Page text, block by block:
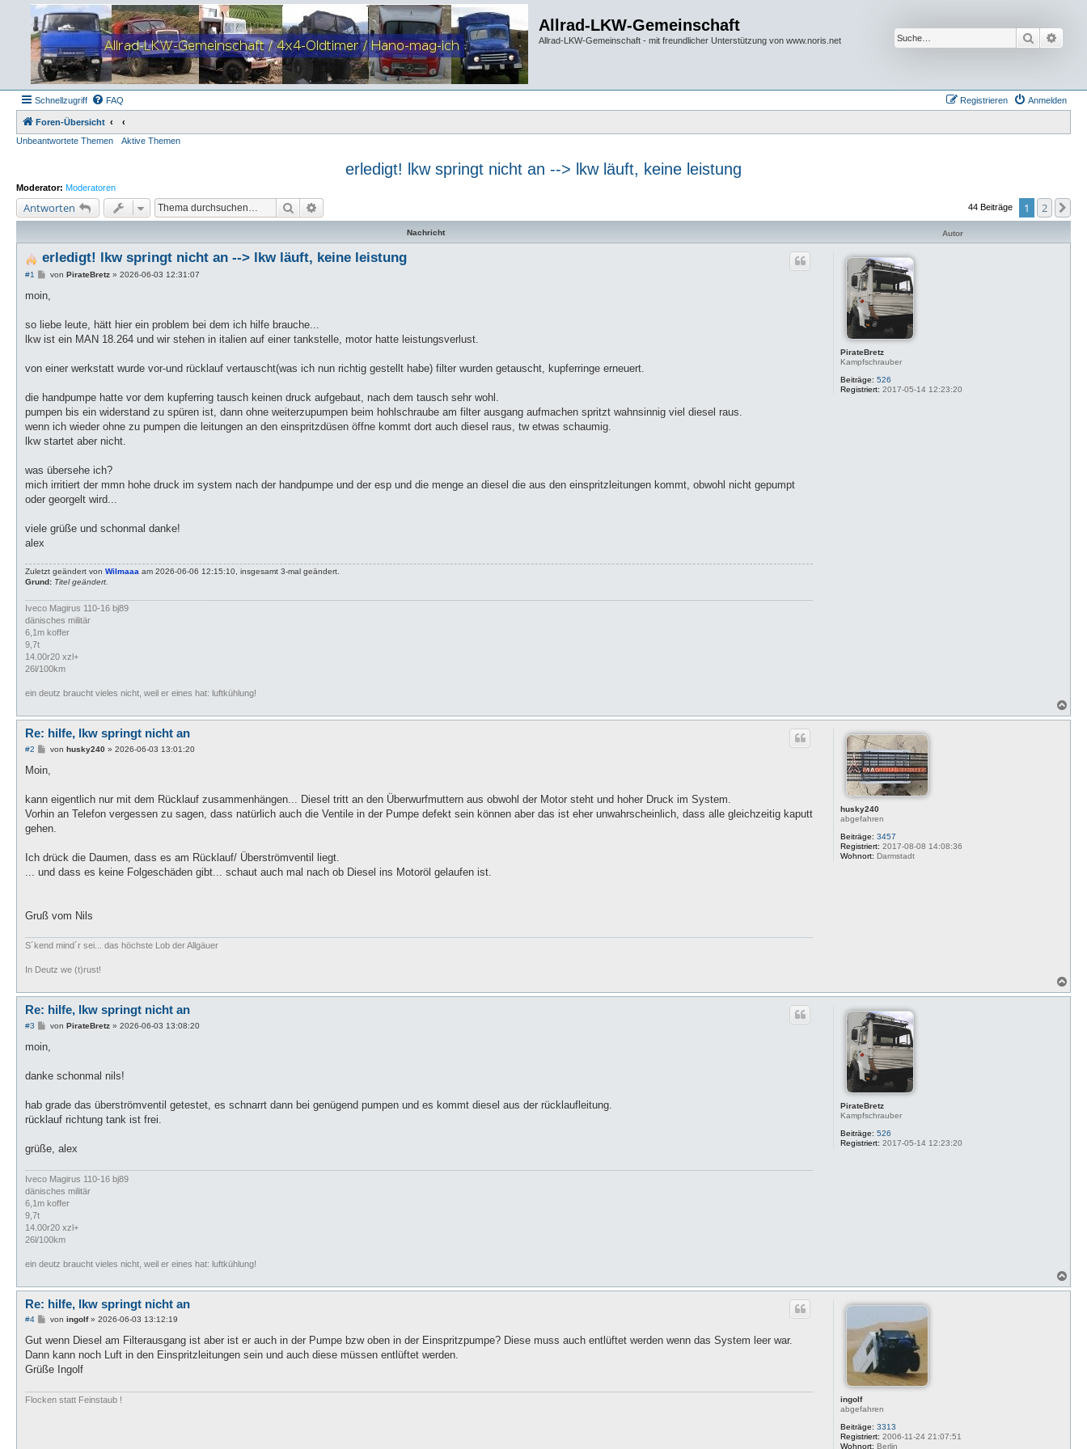
Allrad-LKW-Gemeinschaft
Allrad-LKW-Gemeinschaft - mit freundlicher Unterstützung von www.noris.net Suche
Schnellzugriff FAQ Anmelden
Registrieren
Foren-Übersicht
Unbeantwortete Themen
Aktive Themen
erledigt! lkw springt nicht an --> lkw läuft, keine leistung
Moderator: Moderatoren
Antworten Suche 44 Beiträge 1 2
Nachricht Autor
PirateBretz
Kampfschrauber
Beiträge: 526
Registriert: 2017-05-14 12:23:20
erledigt! lkw springt nicht an --> lkw läuft, keine leistung
#1
B
i
t
a
von PirateBretz» 2026-06-03 12:31:07
moin,
so liebe leute, hätt hier ein problem bei dem ich hilfe brauche...
lkw ist ein MAN 18.264 und wir stehen in italien auf einer tankstelle, motor hatte leistungsverlust.
von einer werkstatt wurde vor-und rücklauf vertauscht(was ich nun richtig gestellt habe) filter wurden getauscht, kupferringe erneuert.
die handpumpe hatte vor dem kupferring tausch keinen druck aufgebaut, nach dem tausch sehr wohl.
pumpen bis ein widerstand zu spüren ist, dann ohne weiterzupumpen beim hohlschraube am filter ausgang aufmachen spritzt wahnsinnig viel diesel raus.
wenn ich wieder ohne zu pumpen die leitungen an den einspritzdüsen öffne kommt dort auch diesel raus, tw etwas schaumig.
lkw startet aber nicht.
was übersehe ich?
mich irritiert der mmn hohe druck im system nach der handpumpe und der esp und die menge an diesel die aus den einspritzleitungen kommt, obwohl nicht gepumpt
oder georgelt wird...
viele grüße und schonmal danke!
alex
Zuletzt geändert von Wilmaaa am 2026-06-06 12:15:10, insgesamt 3-mal geändert.
Grund: Titel geändert.
Iveco Magirus 110-16 bj89
dänisches militär
6,1m koffer
9,7t
14.00r20 xzl+
26l/100km
ein deutz braucht vieles nicht, weil er eines hat: luftkühlung!
a
husky240
abgefahren
Beiträge: 3457
Registriert: 2017-08-08 14:08:36
Wohnort: Darmstadt
Re: hilfe, lkw springt nicht an
#2
B
i
t
a
von husky240» 2026-06-03 13:01:20
Moin,
kann eigentlich nur mit dem Rücklauf zusammenhängen... Diesel tritt an den Überwurfmuttern aus obwohl der Motor steht und hoher Druck im System.
Vorhin an Telefon vergessen zu sagen, dass natürlich auch die Ventile in der Pumpe defekt sein können aber das ist eher unwahrscheinlich, dass alle gleichzeitig kaputt
gehen.
Ich drück die Daumen, dass es am Rücklauf/ Überströmventil liegt.
... und dass es keine Folgeschäden gibt... schaut auch mal nach ob Diesel ins Motoröl gelaufen ist.
Gruß vom Nils
S´kend mind´r sei... das höchste Lob der Allgäuer
In Deutz we (t)rust!
a
PirateBretz
Kampfschrauber
Beiträge: 526
Registriert: 2017-05-14 12:23:20
Re: hilfe, lkw springt nicht an
#3
B
i
t
a
von PirateBretz» 2026-06-03 13:08:20
moin,
danke schonmal nils!
hab grade das überströmventil getestet, es schnarrt dann bei genügend pumpen und es kommt diesel aus der rücklaufleitung.
rücklauf richtung tank ist frei.
grüße, alex
Iveco Magirus 110-16 bj89
dänisches militär
6,1m koffer
9,7t
14.00r20 xzl+
26l/100km
ein deutz braucht vieles nicht, weil er eines hat: luftkühlung!
a
ingolf
abgefahren
Beiträge: 3313
Registriert: 2006-11-24 21:07:51
Wohnort: Berlin
Re: hilfe, lkw springt nicht an
#4
B
i
r
a
von ingolf» 2026-06-03 13:12:19
Gut wenn Diesel am Filterausgang ist aber ist er auch in der Pumpe bzw oben in der Einspritzpumpe? Diese muss auch entlüftet werden wenn das System leer war.
Dann kann noch Luft in den Einspritzleitungen sein und auch diese müssen entlüftet werden.
Grüße Ingolf
Flocken statt Feinstaub !